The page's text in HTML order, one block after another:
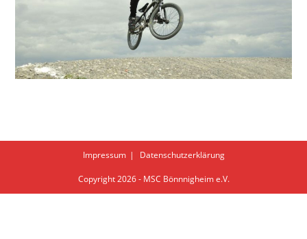
Impressum Datenschutzerklärung
Copyright 2026 - MSC Bönnnigheim e.V.